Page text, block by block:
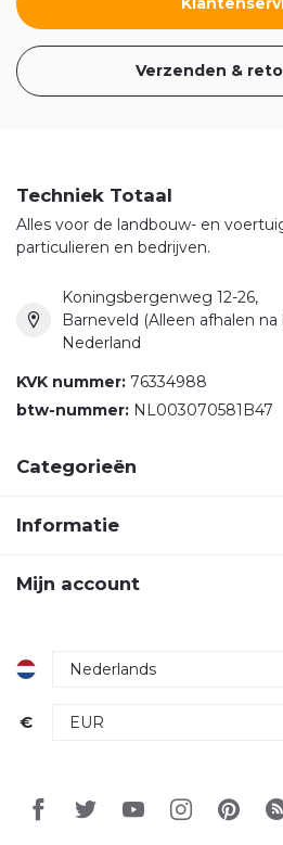
Verzenden &
Techniek Totaal
Alles voor de landbouw- en
particulieren en bedrijven.
Koningsbergenweg 12-26,
Barneveld (Alleen afhalen
Nederland
KVK nummer: 76334988
btw-nummer: NL003070581B47
Categorieën
Informatie
Mijn account
€